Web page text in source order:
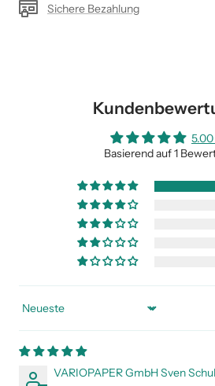
Sichere Bezahlung
Basierend auf 1
Sort by
VARIOPAPER GmbH Sven